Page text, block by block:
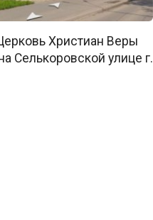
Христиан Веры
Селькоровской улице г.